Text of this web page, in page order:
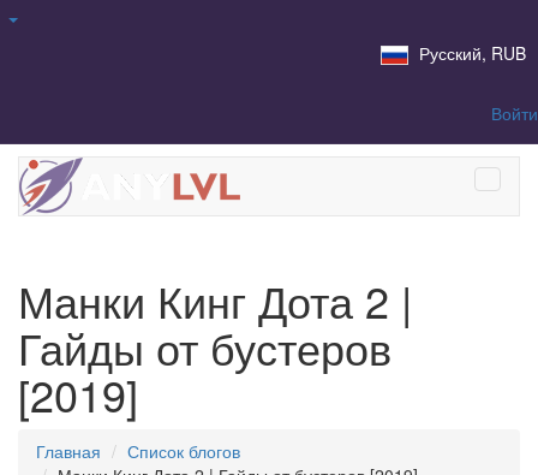
Русский, RUB
Войти
Манки Кинг Дота 2 |
Гайды от бустеров
[2019]
Главная
Список блогов